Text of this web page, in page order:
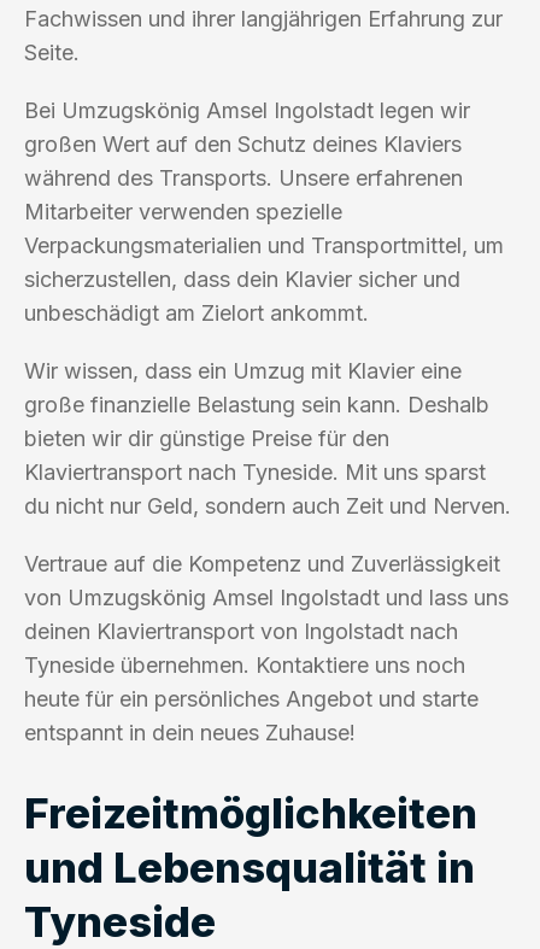
Fachwissen und ihrer langjährigen Erfahrung zur
Seite.
Bei Umzugskönig Amsel Ingolstadt legen wir
großen Wert auf den Schutz deines Klaviers
während des Transports. Unsere erfahrenen
Mitarbeiter verwenden spezielle
Verpackungsmaterialien und Transportmittel, um
sicherzustellen, dass dein Klavier sicher und
unbeschädigt am Zielort ankommt.
Wir wissen, dass ein Umzug mit Klavier eine
große finanzielle Belastung sein kann. Deshalb
bieten wir dir günstige Preise für den
Klaviertransport nach Tyneside. Mit uns sparst
du nicht nur Geld, sondern auch Zeit und Nerven.
Vertraue auf die Kompetenz und Zuverlässigkeit
von Umzugskönig Amsel Ingolstadt und lass uns
deinen Klaviertransport von Ingolstadt nach
Tyneside übernehmen. Kontaktiere uns noch
heute für ein persönliches Angebot und starte
entspannt in dein neues Zuhause!
Freizeitmöglichkeiten
und Lebensqualität in
Tyneside